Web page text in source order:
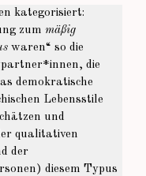
kategorisiert:
zum mäßig
waren“ so die
die
demokratische
Lebensstile
und
qualitativen
der
diesem Typus